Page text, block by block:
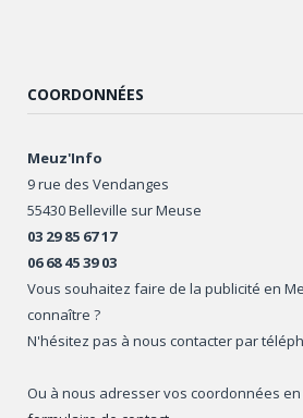
COORDONNÉES
Meuz'Info
9 rue des Vendanges
55430 Belleville sur Meuse
03 29 85 67 17
06 68 45 39 03
Vous souhaitez faire de la publicité en
connaître ?
N'hésitez pas à nous contacter par
Ou à nous adresser vos coordonnées